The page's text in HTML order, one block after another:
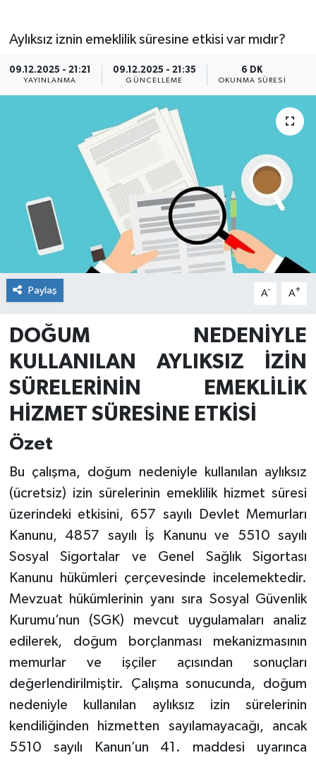
Aylıksız iznin emeklilik süresine etkisi var mıdır?
09.12.2025 - 21:21
YAYINLANMA
09.12.2025 - 21:35
GÜNCELLEME
6 DK
OKUNMA SÜRESI
Paylaş A- A+
DOĞUM NEDENİYLE
KULLANILAN AYLIKSIZ İZİN
SÜRELERİNİN EMEKLİLİK
HİZMET SÜRESİNE ETKİSİ
Özet
Bu çalışma, doğum nedeniyle kullanılan aylıksız
(ücretsiz) izin sürelerinin emeklilik hizmet süresi
üzerindeki etkisini, 657 sayılı Devlet Memurları
Kanunu, 4857 sayılı İş Kanunu ve 5510 sayılı
Sosyal Sigortalar ve Genel Sağlık Sigortası
Kanunu hükümleri çerçevesinde incelemektedir.
Mevzuat hükümlerinin yanı sıra Sosyal Güvenlik
Kurumu’nun (SGK) mevcut uygulamaları analiz
edilerek, doğum borçlanması mekanizmasının
memurlar ve işçiler açısından sonuçları
değerlendirilmiştir. Çalışma sonucunda, doğum
nedeniyle kullanılan aylıksız izin sürelerinin
kendiliğinden hizmetten sayılamayacağı, ancak
5510 sayılı Kanun’un 41. maddesi uyarınca